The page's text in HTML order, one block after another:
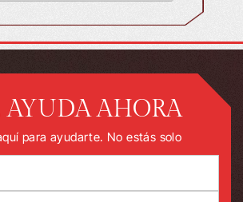
AYUDA AHORA
para ayudarte. No estás solo